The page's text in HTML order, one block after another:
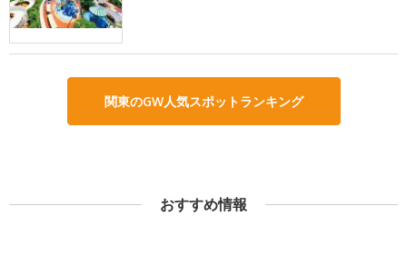
関東のGW人気スポットランキング
おすすめ情報